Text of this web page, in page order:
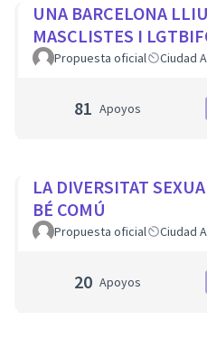
UNA BARCELONA
MASCLISTES I
Propuesta oficial Ciudad
81 Apoyos
LA DIVERSITAT
BÉ COMÚ
Propuesta oficial Ciudad
20 Apoyos